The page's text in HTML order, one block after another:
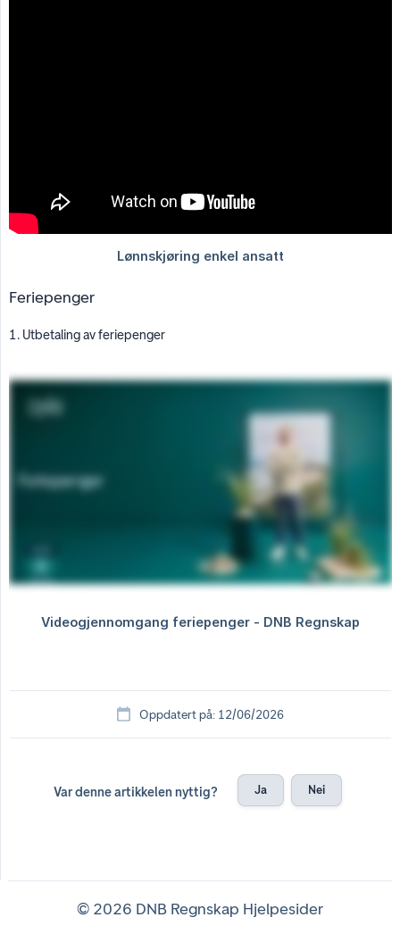
Feriepenger
1. Utbetaling av feriepenger
Oppdatert på: 12/06/2026
Var denne artikkelen nyttig? Ja Nei
© 2026 DNB Regnskap Hjelpesider